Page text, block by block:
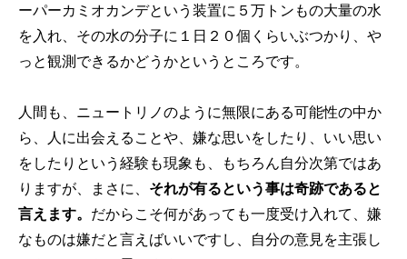
ーパーカミオカンデという装置に５万トンもの大量の水
を入れ、その水の分子に１日２０個くらいぶつかり、や
っと観測できるかどうかというところです。
人間も、ニュートリノのように無限にある可能性の中か
ら、人に出会えることや、嫌な思いをしたり、いい思い
をしたりという経験も現象も、もちろん自分次第ではあ
りますが、まさに、 それが有るという事は奇跡であると
言えます。 だからこそ何があっても一度受け入れて、嫌
なものは嫌だと言えばいいですし、自分の意見を主張し